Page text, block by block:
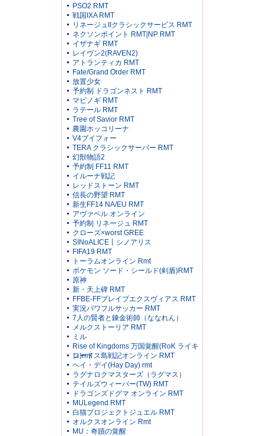
PSO2 RMT
戦国IXA RMT
リネージュIIクラシックサービス RMT
ネクソンポイント RMT|NP RMT
イザナギ RMT
レイヴン2(RAVEN2)
アトランティカ RMT
Fate/Grand Order RMT
放置少女
予約制 ドラゴンネスト RMT
マビノギ RMT
ラテール RMT
Tree of Savior RMT
農園ホッコリーナ
V4ブイフォー
TERA クラシックサーバー RMT
幻獣物語2
予約制 FF11 RMT
イルーナ戦記
レッドストーン RMT
信長の野望 RMT
新生FF14 NA/EU RMT
アヴァベル オンライン
予約制 リネージュ RMT
クローズ×worst GREE
SINoALICE丨シノアリス
FIFA19 RMT
トーラムオンライン Rmt
ポケモン ソード・シールド(剣盾)RMT
原神
新・天上碑 RMT
FFBE-FFブレイブエクスヴィアス RMT
実況パワフルサッカー RMT
7人の賢者と錬金術師（ななれん）
メルクストーリア RMT
ミル
Rise of Kingdoms 万国覚醒(RoK ライキ
ン)rmt
ロードス島戦記オンライン RMT
ヘイ・デイ(Hay Day) rmt
ラグナロクマスターズ（ラグマス）
テイルズウィーバー(TW) RMT
ドラゴンズドグマ オンライン RMT
MULegend RMT
白猫プロジェクトジュエル RMT
オルクスオンライン Rmt
MU：奇蹟の覚醒